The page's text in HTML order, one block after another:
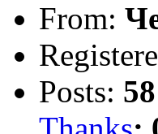
From:
Posts: 58